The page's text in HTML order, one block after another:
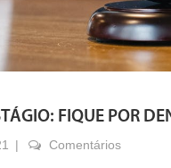
FIQUE POR
Comentários